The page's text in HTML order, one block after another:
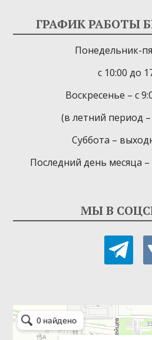
ГРАФИК РАБОТЫ
Понедельник-
с 10:00 до
Воскресенье – с
(в летний период
Суббота –
Последний день месяца
МЫ В
telegram
Детская библиотека-филиал № 9
Библиотека в Севастополе